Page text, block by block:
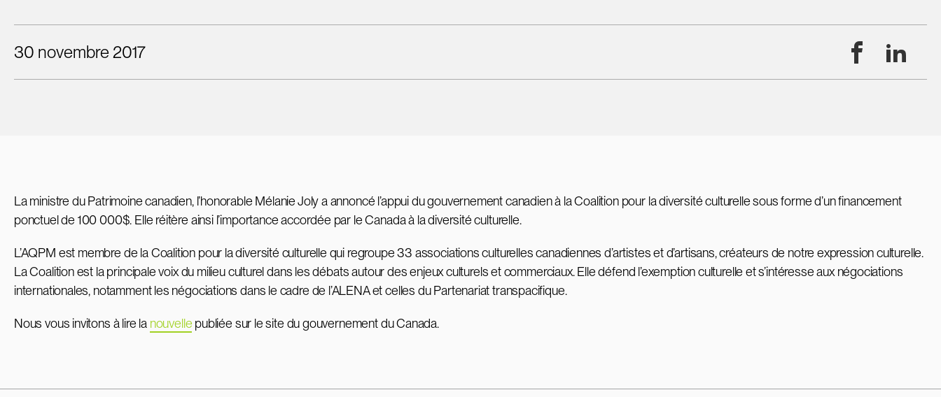
30 novembre 2017 Facebook
La ministre du Patrimoine canadien, l’honorable Mélanie Joly a annoncé l’appui du gouvernement canadien à la Coalition pour la diversité culturelle sous forme d’un financement
ponctuel de 100 000$. Elle réitère ainsi l’importance accordée par le Canada à la diversité culturelle.
L’AQPM est membre de la Coalition pour la diversité culturelle qui regroupe 33 associations culturelles canadiennes d’artistes et d’artisans, créateurs de notre expression culturelle.
La Coalition est la principale voix du milieu culturel dans les débats autour des enjeux culturels et commerciaux. Elle défend l’exemption culturelle et s’intéresse aux négociations
internationales, notamment les négociations dans le cadre de l’ALENA et celles du Partenariat transpacifique.
Nous vous invitons à lire la nouvelle publiée sur le site du gouvernement du Canada.